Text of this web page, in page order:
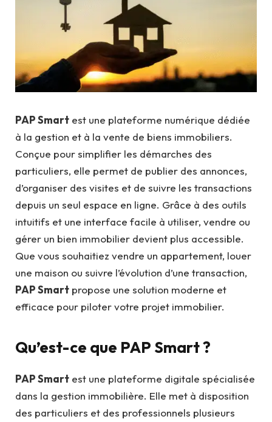
PAP Smart est une plateforme numérique dédiée
à la gestion et à la vente de biens immobiliers.
Conçue pour simplifier les démarches des
particuliers, elle permet de publier des annonces,
d’organiser des visites et de suivre les transactions
depuis un seul espace en ligne. Grâce à des outils
intuitifs et une interface facile à utiliser, vendre ou
gérer un bien immobilier devient plus accessible.
Que vous souhaitiez vendre un appartement, louer
une maison ou suivre l’évolution d’une transaction,
PAP Smart propose une solution moderne et
efficace pour piloter votre projet immobilier.
Qu’est-ce que PAP Smart ?
PAP Smart est une plateforme digitale spécialisée
dans la gestion immobilière. Elle met à disposition
des particuliers et des professionnels plusieurs